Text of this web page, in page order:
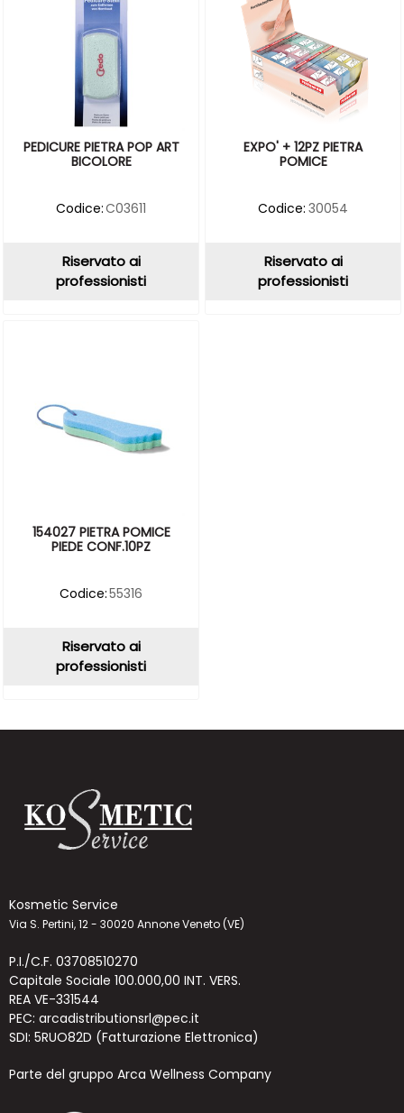
PEDICURE PIETRA POP ART
BICOLORE
Codice:C03611
Riservato ai
professionisti
EXPO' + 12PZ PIETRA
POMICE
Codice: 30054
Riservato ai
professionisti
154027 PIETRA POMICE
PIEDE CONF.10PZ
Codice:55316
Riservato ai
professionisti
Kosmetic Service
Via S. Pertini, 12 - 30020 Annone Veneto (VE)
P.I./C.F. 03708510270
Capitale Sociale 100.000,00 INT. VERS.
REA VE-331544
PEC: arcadistributionsrl@pec.it
SDI: 5RUO82D (Fatturazione Elettronica)
Parte del gruppo Arca Wellness Company